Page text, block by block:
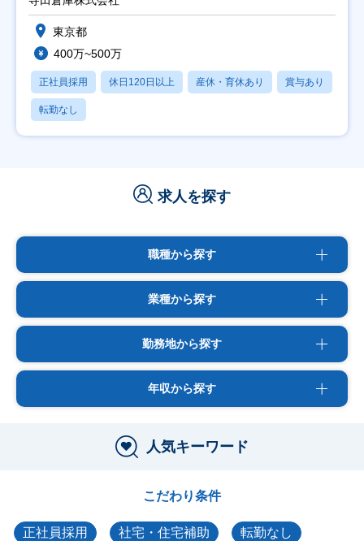
東京都
400万~500万
正社員採用 休日120日以上 産休・育休あり 賞与あり
転勤なし
求人を探す
職種から探す
業種から探す
勤務地から探す
年収から探す
人気キーワード
こだわり条件
正社員採用 社宅・住宅補助 転勤なし